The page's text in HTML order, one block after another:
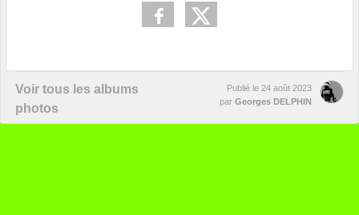
Voir tous les albums
photos
Publié le 24 août 2023
par Georges DELPHIN